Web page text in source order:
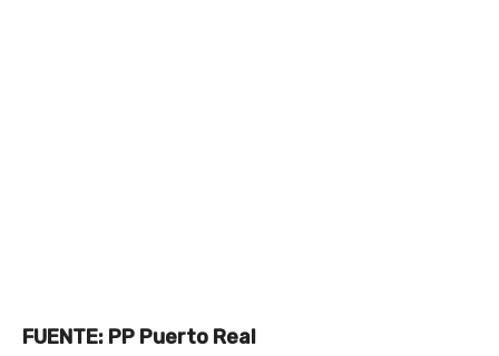
FUENTE: PP Puerto Real